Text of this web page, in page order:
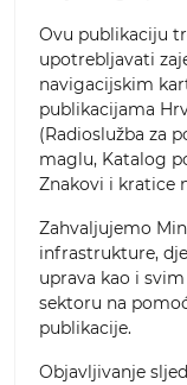
Ovu publikaciju
upotrebljavati
navigacijskim
publikacijama
(Radioslužba za
maglu, Katalog
Znakovi i kratice
Zahvaljujemo
infrastrukture,
uprava kao i
sektoru na
publikacije.
Objavljivanje